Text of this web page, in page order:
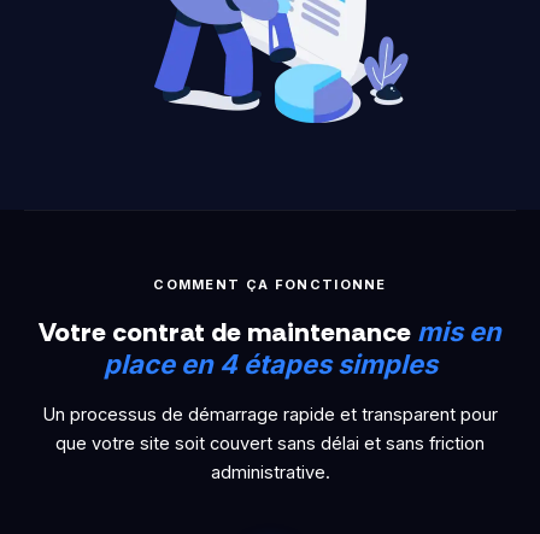
COMMENT ÇA FONCTIONNE
Votre contrat de maintenance mis en
place en 4 étapes simples
Un processus de démarrage rapide et transparent pour
que votre site soit couvert sans délai et sans friction
administrative.